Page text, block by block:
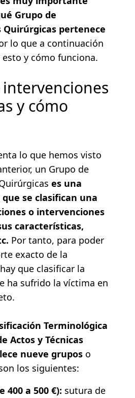
Grupo de
pertenece
lo que a continuación
y cómo funciona.
y cómo
lo que hemos visto
un Grupo de
es una
se clasifican una
o intervenciones
características,
Por tanto, para poder
exacto de la
que clasificar la
ha sufrido la víctima en
Terminológica
Actos y Técnicas
nueve grupos o
los siguientes:
400 a 500 €): sutura de